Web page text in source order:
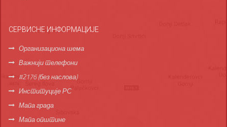
СЕРВИСНЕ ИНФОРМАЦИЈЕ
Организациона шема
Важнији телефони
#2176 (без наслова)
Институције РС
Мапа града
Мапа општине